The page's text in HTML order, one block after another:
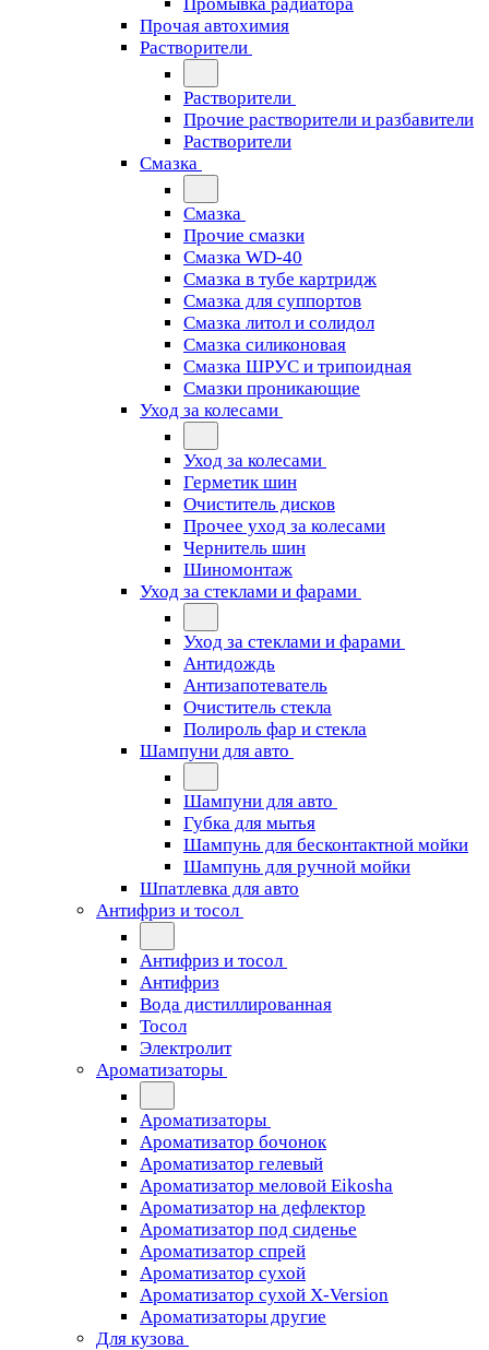
Прочая автохимия
Растворители
Растворители
Прочие растворители и разбавители
Растворители
Смазка
Смазка
Прочие смазки
Смазка WD-40
Смазка в тубе картридж
Смазка для суппортов
Смазка литол и солидол
Смазка силиконовая
Смазка ШРУС и трипоидная
Смазки проникающие
Уход за колесами
Уход за колесами
Герметик шин
Очиститель дисков
Прочее уход за колесами
Чернитель шин
Шиномонтаж
Уход за стеклами и фарами
Уход за стеклами и фарами
Антидождь
Антизапотеватель
Очиститель стекла
Полироль фар и стекла
Шампуни для авто
Шампуни для авто
Губка для мытья
Шампунь для бесконтактной мойки
Шампунь для ручной мойки
Шпатлевка для авто
Антифриз и тосол
Антифриз и тосол
Антифриз
Вода дистиллированная
Тосол
Электролит
Ароматизаторы
Ароматизаторы
Ароматизатор бочонок
Ароматизатор гелевый
Ароматизатор меловой Eikosha
Ароматизатор на дефлектор
Ароматизатор под сиденье
Ароматизатор спрей
Ароматизатор сухой
Ароматизатор сухой X-Version
Ароматизаторы другие
Для кузова